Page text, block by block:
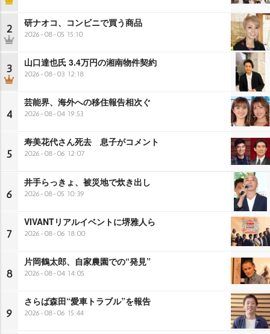
2 研ナオコ、コンビニで買う商品
2026-08-05 15:10
3 山口達也氏 3.4万円の湘南物件契約
2026-08-03 12:18
4
芸能界、海外への移住報告相次ぐ
2026-08-04 19:53
5
寿美花代さん死去 息子がコメント
2026-08-06 12:07
6
井手らっきょ、被災地で炊き出し
2026-08-05 10:39
7
VIVANTリアルイベントに堺雅人ら
2026-08-06 18:00
8
片岡鶴太郎、自家農園での“発見”
2026-08-04 14:05
9
さらば森田“愛車トラブル”を報告
2026-08-06 15:44